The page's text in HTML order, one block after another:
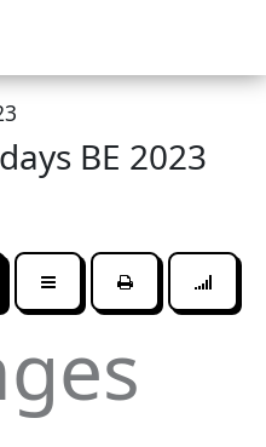
BE 2023